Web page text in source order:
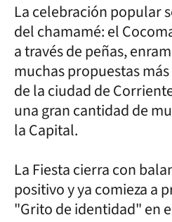
La celebración popular
del chamamé: el
a través de peñas,
muchas propuestas
de la ciudad de
una gran cantidad de
la Capital.
La Fiesta cierra con
positivo y ya comieza a
"Grito de identidad" en